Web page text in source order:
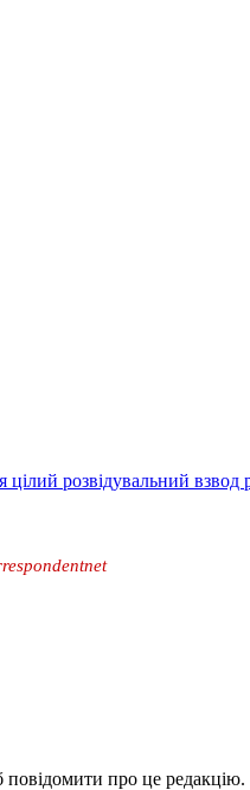
цілий розвідувальний взвод
повідомити про це редакцію.